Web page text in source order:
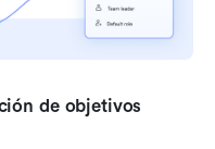
de objetivos